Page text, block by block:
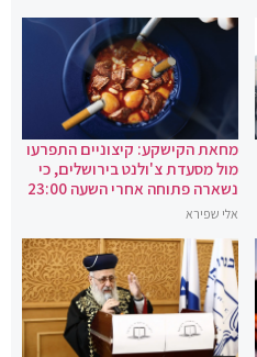
מחאת הקישקע: קיצוניים התפרעו
מול מסעדת צ'ולנט בירושלים, כי
נשארה פתוחה אחרי השעה 23:00
אלי שפירא